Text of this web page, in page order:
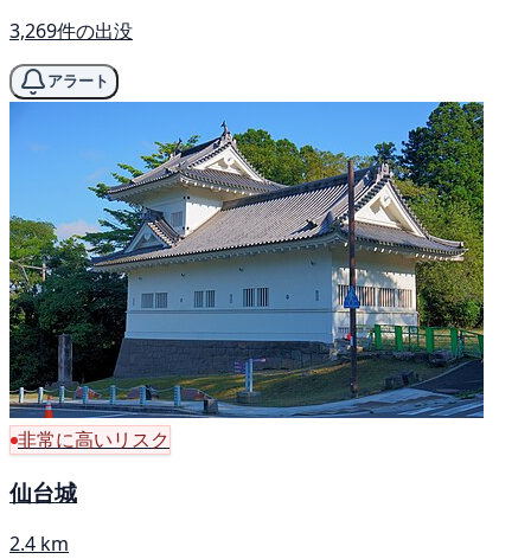
3,269件の出没
アラート
非常に高いリスク
仙台城
2.4 km